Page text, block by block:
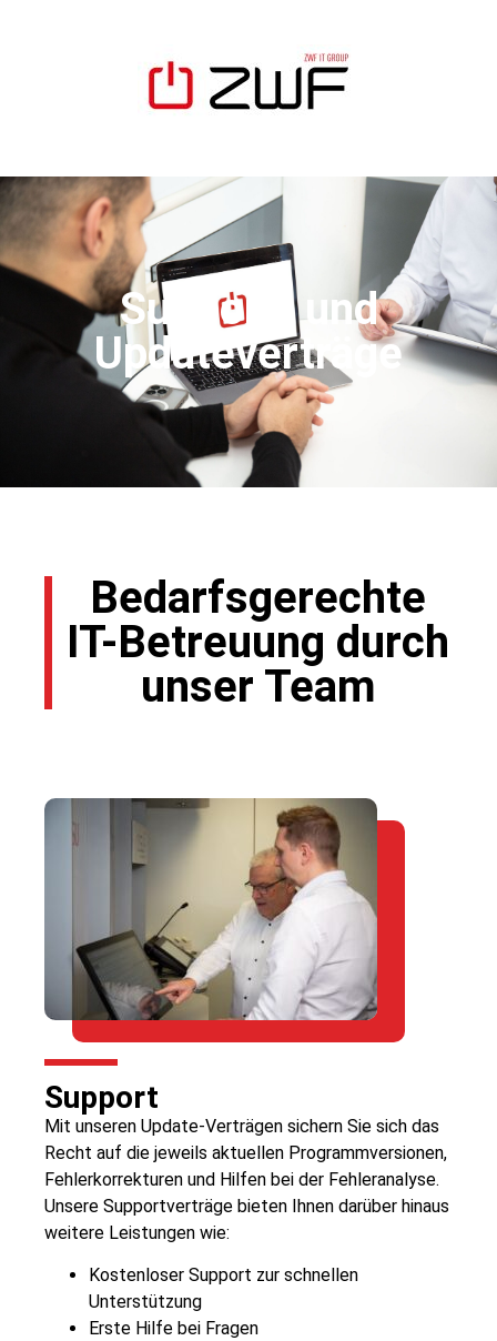
Support- und
Updateverträge
Bedarfsgerechte
IT-Betreuung durch
unser Team
Support
Mit unseren Update-Verträgen sichern Sie sich das
Recht auf die jeweils aktuellen Programmversionen,
Fehlerkorrekturen und Hilfen bei der Fehleranalyse.
Unsere Supportverträge bieten Ihnen darüber hinaus
weitere Leistungen wie:
Kostenloser Support zur schnellen
Unterstützung
Erste Hilfe bei Fragen